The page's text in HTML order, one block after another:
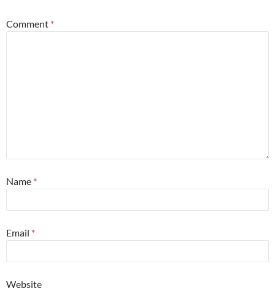
Comment *
Name *
Email *
Website